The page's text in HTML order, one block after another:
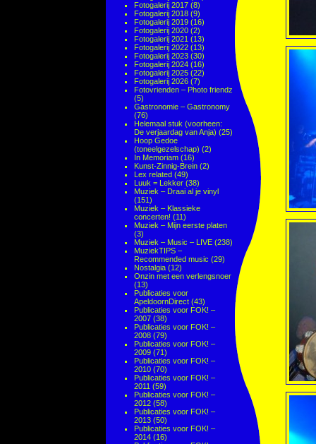
Fotogalerij 2017 (8)
Fotogalerij 2018 (9)
Fotogalerij 2019 (16)
Fotogalerij 2020 (2)
Fotogalerij 2021 (13)
Fotogalerij 2022 (13)
Fotogalerij 2023 (30)
Fotogalerij 2024 (16)
Fotogalerij 2025 (22)
Fotogalerij 2026 (7)
Fotovrienden – Photo friendz
(5)
Gastronomie – Gastronomy
(76)
Helemaal stuk (voorheen:
De verjaardag van Anja) (25)
Hoop Gedoe
(toneelgezelschap) (2)
In Memoriam (16)
Kunst-Zinnig-Brein (2)
Lex related (49)
Luuk = Lekker (38)
Muziek – Draai al je vinyl
(151)
Muziek – Klassieke
concerten! (11)
Muziek – Mijn eerste platen
(3)
Muziek – Music – LIVE (238)
MuziekTIPS –
Recommended music (29)
Nostalgia (12)
Onzin met een verlengsnoer
(13)
Publicaties voor
ApeldoornDirect (43)
Publicaties voor FOK! –
2007 (38)
Publicaties voor FOK! –
2008 (79)
Publicaties voor FOK! –
2009 (71)
Publicaties voor FOK! –
2010 (70)
Publicaties voor FOK! –
2011 (59)
Publicaties voor FOK! –
2012 (58)
Publicaties voor FOK! –
2013 (50)
Publicaties voor FOK! –
2014 (16)